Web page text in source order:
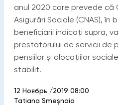
anul 2020 care prevede că
Asigurări Sociale (CNAS),
beneficiarii indicați supra,
prestatorului de servicii de
pensiilor și alocațiilor
stabilit.
12 Ноябрь /2019 08:00
Tatiana Smeșnaia